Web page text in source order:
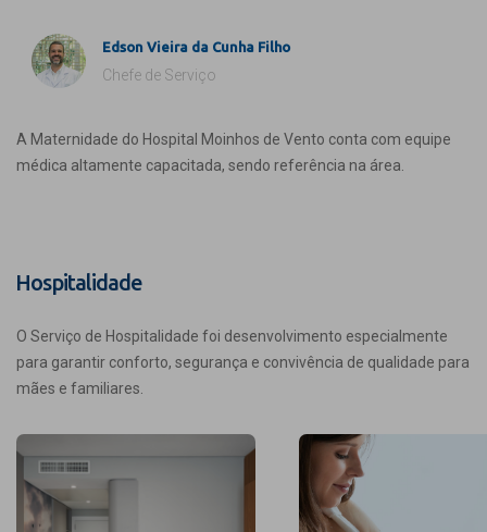
Edson Vieira da Cunha Filho
Chefe de Serviço
A Maternidade do Hospital Moinhos de Vento conta com equipe
médica altamente capacitada, sendo referência na área.
Hospitalidade
O Serviço de Hospitalidade foi desenvolvimento especialmente
para garantir conforto, segurança e convivência de qualidade para
mães e familiares.